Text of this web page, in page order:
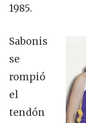
1985.
Sabonis
se
rompió
el
tendón